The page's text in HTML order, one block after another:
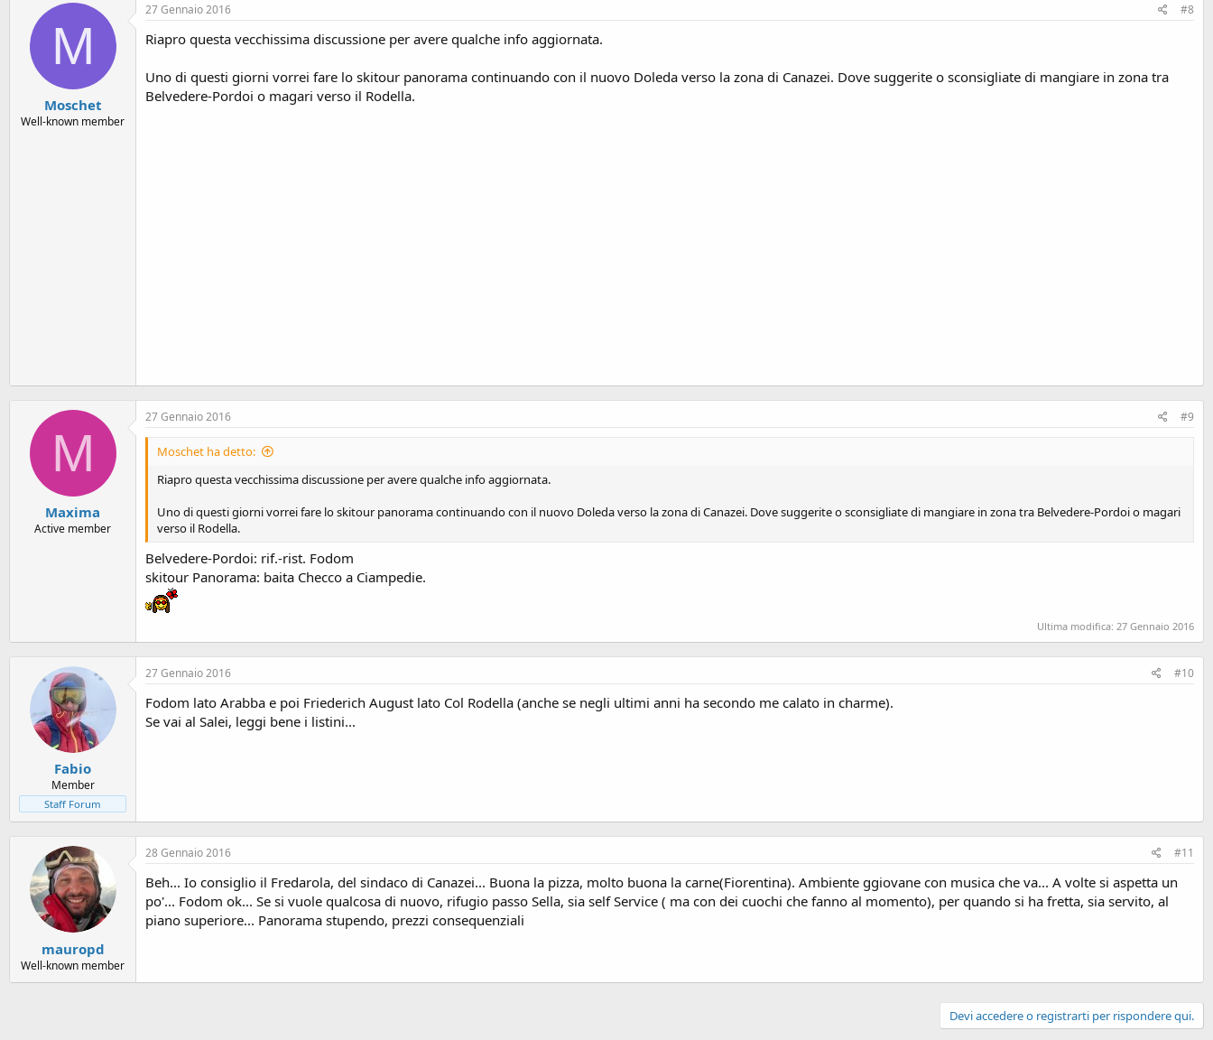
M
Moschet
Well-known member
27 Gennaio 2016 #8
Riapro questa vecchissima discussione per avere qualche info aggiornata.
Uno di questi giorni vorrei fare lo skitour panorama continuando con il nuovo Doleda verso la zona di Canazei. Dove suggerite o sconsigliate di mangiare in zona tra
Belvedere-Pordoi o magari verso il Rodella.
M
Maxima
Active member
27 Gennaio 2016 #9
Moschet ha detto:
Riapro questa vecchissima discussione per avere qualche info aggiornata.
Uno di questi giorni vorrei fare lo skitour panorama continuando con il nuovo Doleda verso la zona di Canazei. Dove suggerite o sconsigliate di mangiare in zona tra Belvedere-Pordoi o magari
verso il Rodella.
Belvedere-Pordoi: rif.-rist. Fodom
skitour Panorama: baita Checco a Ciampedie.
Ultima modifica: 27 Gennaio 2016
Fabio
Member
Staff Forum
27 Gennaio 2016 #10
Fodom lato Arabba e poi Friederich August lato Col Rodella (anche se negli ultimi anni ha secondo me calato in charme).
Se vai al Salei, leggi bene i listini...
mauropd
Well-known member
28 Gennaio 2016 #11
Beh... Io consiglio il Fredarola, del sindaco di Canazei... Buona la pizza, molto buona la carne(Fiorentina). Ambiente ggiovane con musica che va... A volte si aspetta un
po'... Fodom ok... Se si vuole qualcosa di nuovo, rifugio passo Sella, sia self Service ( ma con dei cuochi che fanno al momento), per quando si ha fretta, sia servito, al
piano superiore... Panorama stupendo, prezzi consequenziali
Devi accedere o registrarti per rispondere qui.